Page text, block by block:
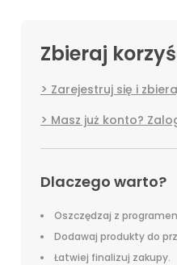
Zbieraj
Zarejestruj się i
Masz już konto?
Dlaczego warto?
Oszczędzaj z
Dodawaj produkty do
Łatwiej finalizuj zakupy.